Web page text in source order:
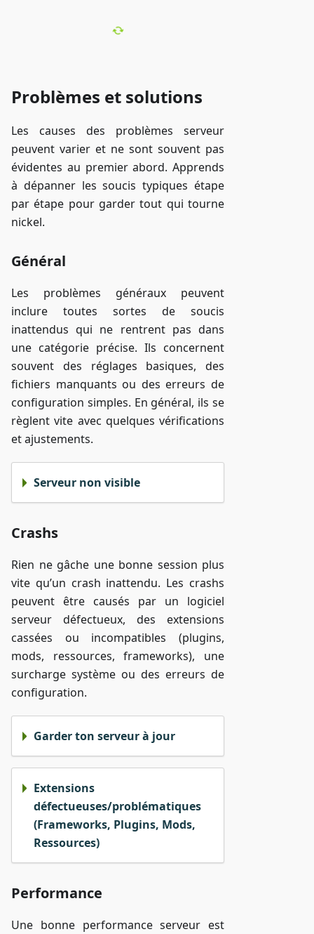
Problèmes et solutions
Les causes des problèmes serveur
peuvent varier et ne sont souvent pas
évidentes au premier abord. Apprends
à dépanner les soucis typiques étape
par étape pour garder tout qui tourne
nickel.
Général
Les problèmes généraux peuvent
inclure toutes sortes de soucis
inattendus qui ne rentrent pas dans
une catégorie précise. Ils concernent
souvent des réglages basiques, des
fichiers manquants ou des erreurs de
configuration simples. En général, ils se
règlent vite avec quelques vérifications
et ajustements.
Serveur non visible
Crashs
Rien ne gâche une bonne session plus
vite qu’un crash inattendu. Les crashs
peuvent être causés par un logiciel
serveur défectueux, des extensions
cassées ou incompatibles (plugins,
mods, ressources, frameworks), une
surcharge système ou des erreurs de
configuration.
Garder ton serveur à jour
Extensions
défectueuses/problématiques
(Frameworks, Plugins, Mods,
Ressources)
Performance
Une bonne performance serveur est